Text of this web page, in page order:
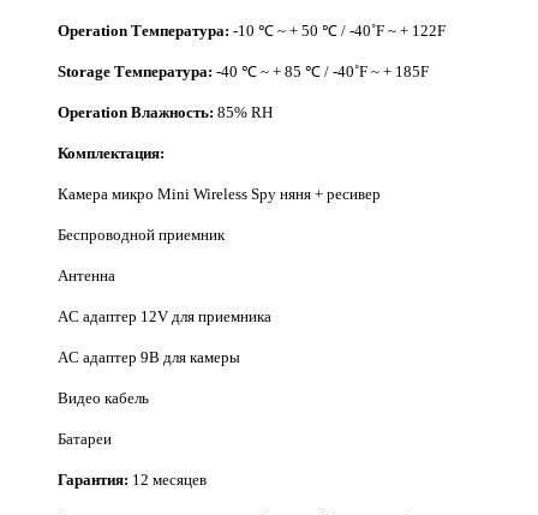
Operation Температура: -10 ℃ ~ + 50 ℃ / -40˚F ~ + 122F
Storage Температура: -40 ℃ ~ + 85 ℃ / -40˚F ~ + 185F
Operation Влажность: 85% RH
Комплектация:
Камера микро Mini Wireless Spy няня + ресивер
Беспроводной приемник
Антенна
AC адаптер 12V для приемника
AC адаптер 9В для камеры
Видео кабель
Батареи
Гарантия: 12 месяцев